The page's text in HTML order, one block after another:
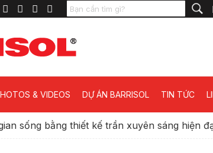
& VIDEOS DỰ ÁN BARRISOL TIN TỨC
sống bằng thiết kế trần xuyên sáng hiện